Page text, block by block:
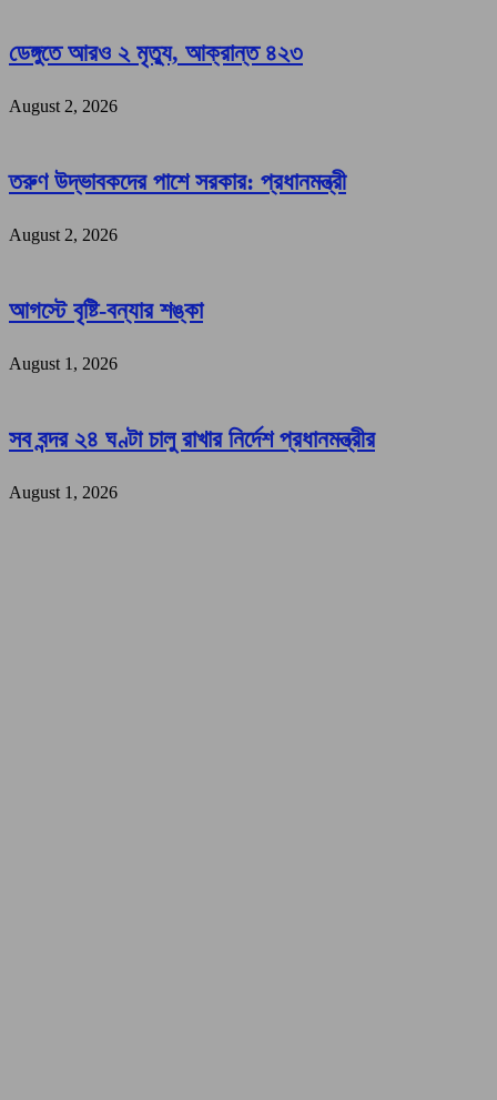
ডেঙ্গুতে আরও ২ মৃত্যু, আক্রান্ত ৪২৩
August 2, 2026
তরুণ উদ্ভাবকদের পাশে সরকার: প্রধানমন্ত্রী
August 2, 2026
আগস্টে বৃষ্টি-বন্যার শঙ্কা
August 1, 2026
সব বন্দর ২৪ ঘণ্টা চালু রাখার নির্দেশ প্রধানমন্ত্রীর
August 1, 2026